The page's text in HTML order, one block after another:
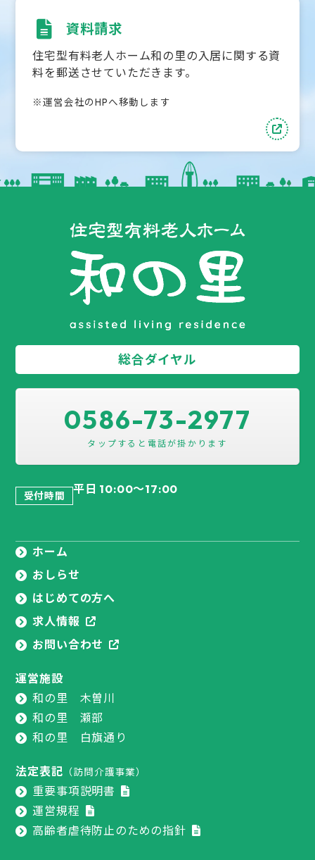
資料請求
住宅型有料老人ホーム和の里の入居に関する資
料を郵送させていただきます。
※運営会社のHPへ移動します
総合ダイヤル
0586-73-2977
受付時間 平日 10:00～17:00
ホーム
おしらせ
はじめての方へ
求人情報
お問い合わせ
運営施設
和の里 木曽川
和の里 瀬部
和の里 白旗通り
法定表記 （訪問介護事業）
重要事項説明書
運営規程
高齢者虐待防止のための指針